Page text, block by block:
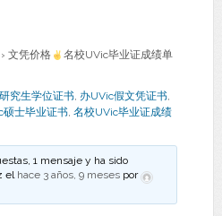
› 文凭价格
名校UVic毕业证成绩单
究生学位证书, 办UVic假文凭证书,
硕士毕业证书, 名校UVic毕业证成绩
1 mensaje y ha sido
el hace 3 años, 9 meses por